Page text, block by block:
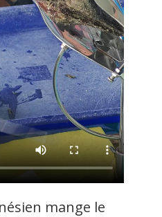
mange le